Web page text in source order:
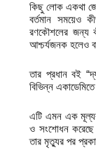
কিছু লোক একথা
বর্তমান সময়েও
রণকৌশলের জন্য
আশ্চর্যজনক হলেও
তার প্রধান বই
বিভিন্ন
এটি এমন এক
ও সংশোধন
তার মৃত্যুর পর